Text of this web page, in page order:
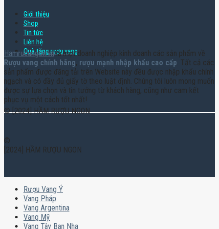
Giới thiệu
Shop
Tin tức
Liên hệ
Quà tặng rượu vang
Hamruoungon.vnlà một doanh nghiệp kinh doanh các sản phẩm về
Rượu vang chính hãng, rượu mạnh nhập khẩu cao cấp. Tất cả các
sản phẩm được đăng tải trên Website này đều được nhập khẩu chính
ngạch và có đầy đủ giấy tờ theo luật định. Chúng tôi luôn mong muốn
được sự lựa chọn và tin tưởng từ khách hàng, cũng như cam kết
phục vụ một cách tốt nhất!
© [2024] HẦM RƯỢU NGON
©
[2024] HẦM RƯỢU NGON
Rượu Vang Ý
Vang Pháp
Vang Argentina
Vang Mỹ
Vang Tây Ban Nha